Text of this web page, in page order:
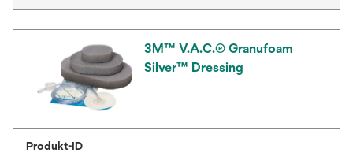
3M™ V.A.C.® Granufoam
Silver™ Dressing
Produkt-ID